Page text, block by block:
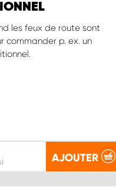
les feux de route sont
commander p. ex. un
AJOUTER